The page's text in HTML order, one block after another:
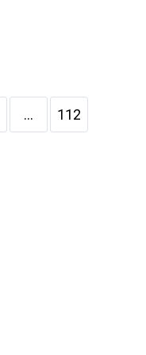
... 112